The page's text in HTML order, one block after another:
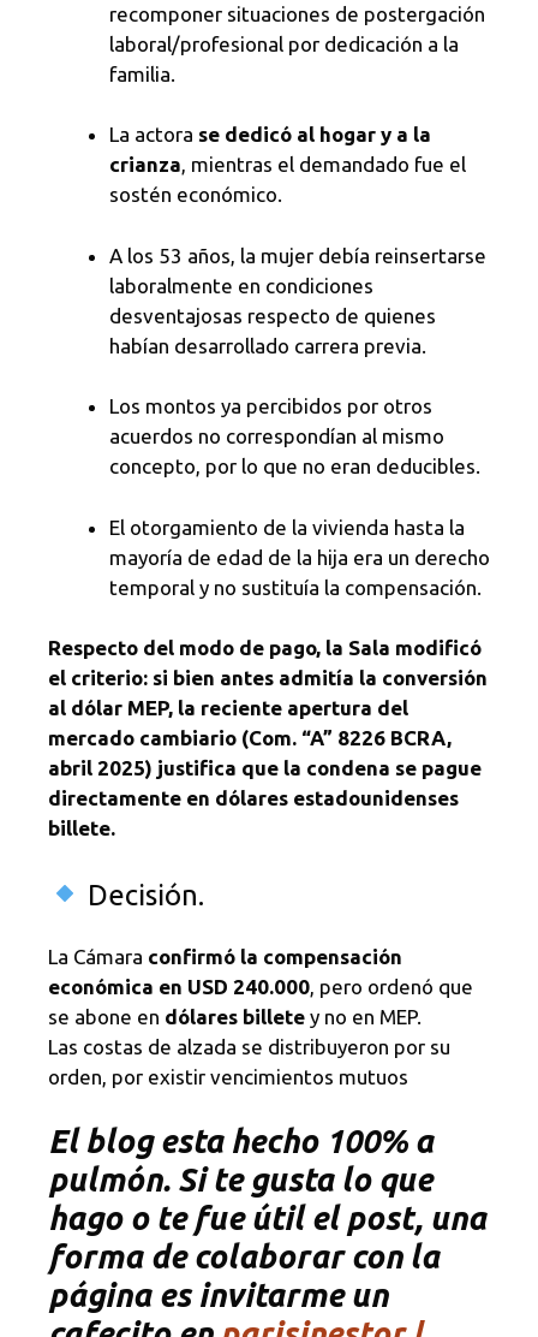
recomponer situaciones de postergación
laboral/profesional por dedicación a la
familia.
La actora se dedicó al hogar y a la
crianza, mientras el demandado fue el
sostén económico.
A los 53 años, la mujer debía reinsertarse
laboralmente en condiciones
desventajosas respecto de quienes
habían desarrollado carrera previa.
Los montos ya percibidos por otros
acuerdos no correspondían al mismo
concepto, por lo que no eran deducibles.
El otorgamiento de la vivienda hasta la
mayoría de edad de la hija era un derecho
temporal y no sustituía la compensación.
Respecto del modo de pago, la Sala modificó
el criterio: si bien antes admitía la conversión
al dólar MEP, la reciente apertura del
mercado cambiario (Com. “A” 8226 BCRA,
abril 2025) justifica que la condena se pague
directamente en dólares estadounidenses
billete.
Decisión.
La Cámara confirmó la compensación
económica en USD 240.000 , pero ordenó que
se abone en dólares billete y no en MEP.
Las costas de alzada se distribuyeron por su
orden, por existir vencimientos mutuos
El blog esta hecho 100% a
pulmón. Si te gusta lo que
hago o te fue útil el post, una
forma de colaborar con la
página es invitarme un